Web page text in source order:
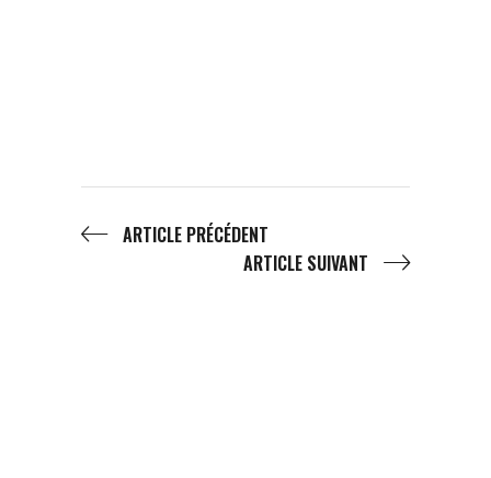
ARTICLE PRÉCÉDENT
ARTICLE SUIVANT